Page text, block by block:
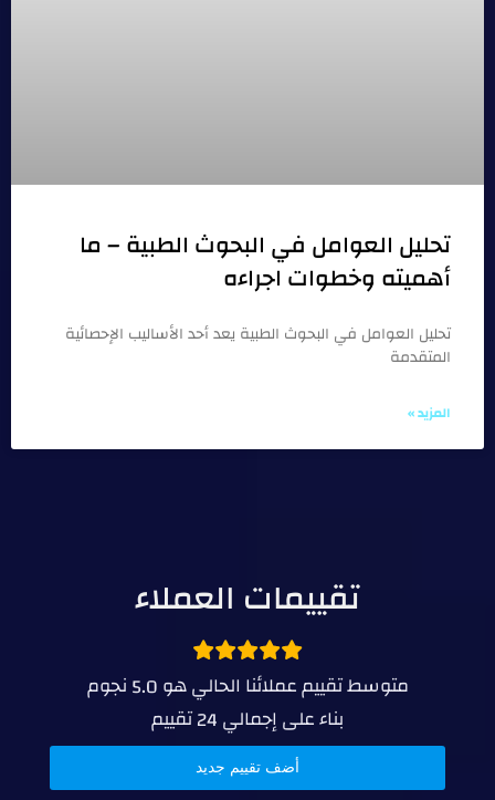
تحليل العوامل في البحوث الطبية – ما
أهميته وخطوات اجراءه
تحليل العوامل في البحوث الطبية يعد أحد الأساليب الإحصائية
المتقدمة
المزيد »
تقييمات العملاء
متوسط تقييم عملائنا الحالي هو5.0نجوم
بناء على إجمالي24تقييم
أضف تقييم جديد